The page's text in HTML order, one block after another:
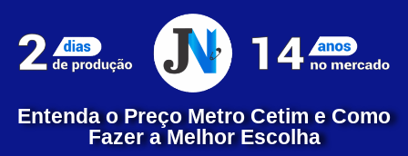
Entenda o Preço Metro Cetim e Como
Fazer a Melhor Escolha